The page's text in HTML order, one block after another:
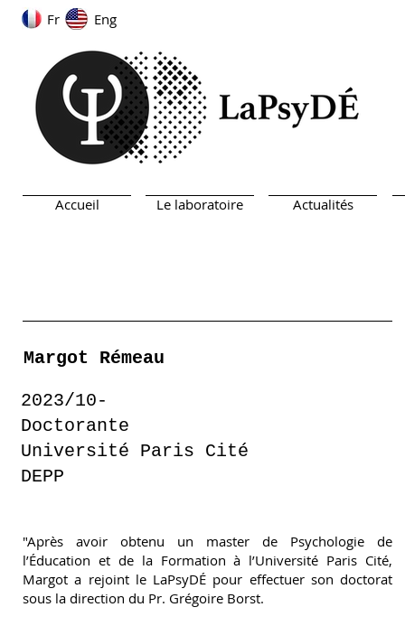
Fr Eng
Accueil Le laboratoire Actualités
Margot Rémeau
2023/10-
Doctorante
Université Paris Cité
DEPP
"Après avoir obtenu un master de Psychologie de
l’Éducation et de la Formation à l’Université Paris Cité,
Margot a rejoint le LaPsyDÉ pour effectuer son doctorat
sous la direction du Pr. Grégoire Borst.